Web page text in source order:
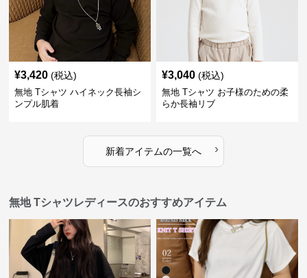
¥3,420 (税込)
無地 Tシャツ ハイネック長袖シ
ンプル肌着
¥3,040 (税込)
無地 Tシャツ お子様のための柔
らか長袖リブ
新着アイテムの一覧へ ›
無地 Tシャツレディースのおすすめアイテム